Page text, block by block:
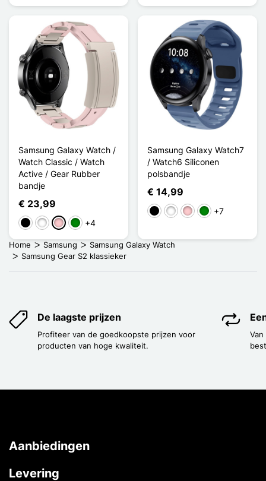
Samsung Galaxy Watch /
Watch Classic / Watch
Active / Gear Rubber
bandje
€ 23,99
ZwartWit RozeGroen
+4
Samsung Galaxy Watch7
/ Watch6 Siliconen
polsbandje
€ 14,99
ZwartWit RozeGroen
+7
Home Samsung
Samsung Galaxy Watch
Samsung Gear S2 klassieker
De laagste prijzen
Profiteer van de goedkoopste prijzen voor
producten van hoge kwaliteit.
Aanbiedingen
Levering